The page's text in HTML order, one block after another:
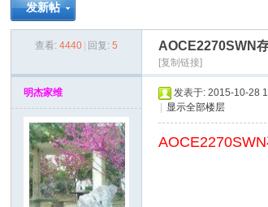
发新帖
查看: 4440 回复: 5 AOCE2270SWN
[复制链接]
明杰家维
发表于: 2015-10-28
显示全部楼层